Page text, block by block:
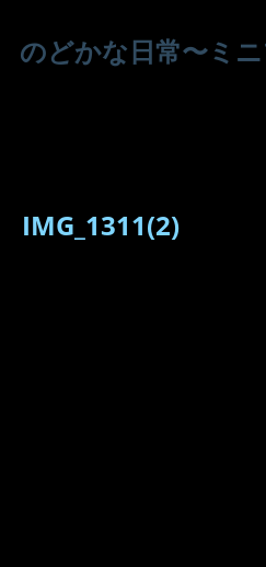
のどかな日常〜ミ
IMG_1311(2)